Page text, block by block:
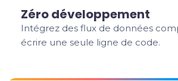
Zéro développement
Intégrez des flux de données
écrire une seule ligne de code.